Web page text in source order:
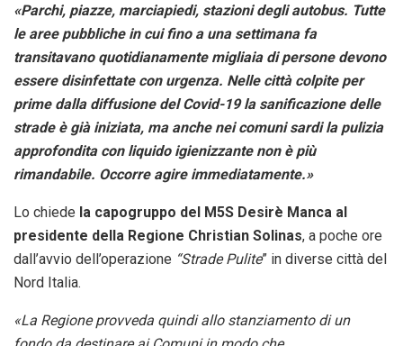
«Parchi, piazze, marciapiedi, stazioni degli autobus. Tutte
le aree pubbliche in cui fino a una settimana fa
transitavano quotidianamente migliaia di persone devono
essere disinfettate con urgenza. Nelle città colpite per
prime dalla diffusione del Covid-19 la sanificazione delle
strade è già iniziata, ma anche nei comuni sardi la pulizia
approfondita con liquido igienizzante non è più
rimandabile. Occorre agire immediatamente.»
Lo chiede la capogruppo del M5S Desirè Manca al
presidente della Regione Christian Solinas, a poche ore
dall’avvio dell’operazione “Strade Pulite” in diverse città del
Nord Italia.
«La Regione provveda quindi allo stanziamento di un